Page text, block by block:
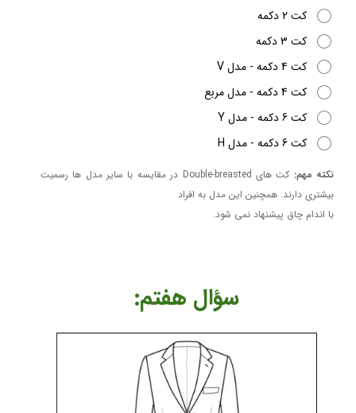
​​​​سؤال هفتم:
نکته مهم:
کت های Double-breasted در مقایسه با سایر مدل ها رسمیت
بیشتری دارند. همچنین این مدل به افراد
​​​​​​​با اندام چاق پیشنهاد نمی شود.
کت 2 دکمه
کت 3 دکمه
کت 4 دکمه - مدل V
کت 4 دکمه - مدل مربع
کت 6 دکمه - مدل Y
کت 6 دکمه - مدل H